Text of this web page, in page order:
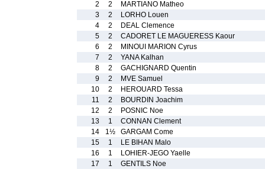
2
2
MARTIANO Matheo
3
2
LORHO Louen
4
2
DEAL Clemence
5
2
CADORET LE MAGUERESS Kaour
6
2
MINOUI MARION Cyrus
7
2
YANA Kalhan
8
2
GACHIGNARD Quentin
9
2
MVE Samuel
10
2
HEROUARD Tessa
11
2
BOURDIN Joachim
12
2
POSNIC Noe
13
1
CONNAN Clement
14
1½
GARGAM Come
15
1
LE BIHAN Malo
16
1
LOHIER-JEGO Yaelle
17
1
GENTILS Noe